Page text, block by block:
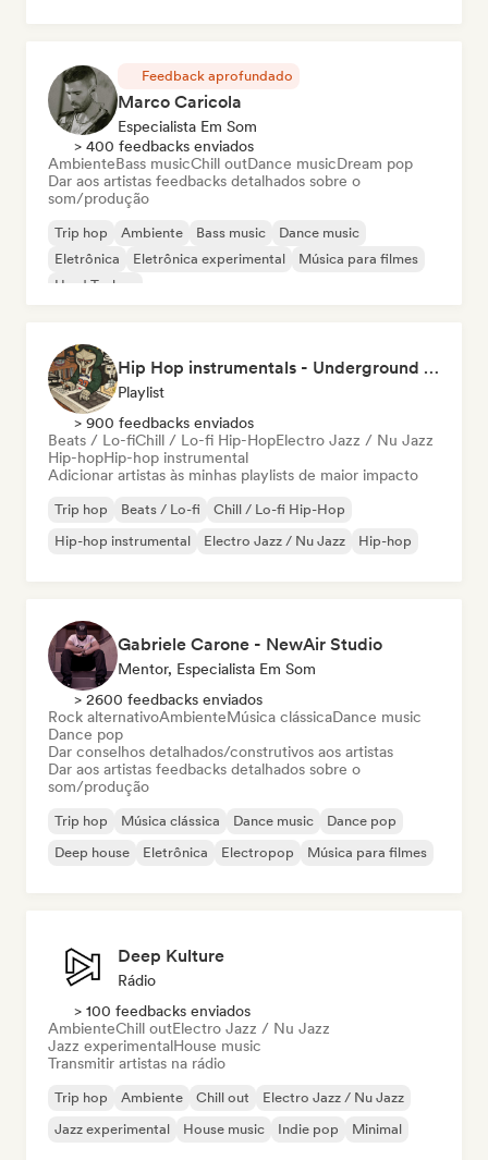
Feedback aprofundado
Marco Caricola
Especialista Em Som
> 400 feedbacks enviados
AmbienteBass musicChill outDance musicDream pop
Dar aos artistas feedbacks detalhados sobre o
som/produção
Trip hop Ambiente Bass music
Dance music
Eletrônica
Eletrônica experimental
Música para filmes
Hard Techno
Hip Hop instrumentals - Underground boombap & Lo Fi Hip Hop (by Snaap)
Playlist
> 900 feedbacks enviados
Beats / Lo-fiChill / Lo-fi Hip-HopElectro Jazz / Nu Jazz
Hip-hopHip-hop instrumental
Adicionar artistas às minhas playlists de maior impacto
Trip hop Beats / Lo-fi
Chill / Lo-fi Hip-Hop
Hip-hop instrumental
Electro Jazz / Nu Jazz Hip-hop
Gabriele Carone - NewAir Studio
Mentor, Especialista Em Som
> 2600 feedbacks enviados
Rock alternativoAmbienteMúsica clássicaDance music
Dance pop
Dar conselhos detalhados/construtivos aos artistas
Dar aos artistas feedbacks detalhados sobre o
som/produção
Trip hop Música clássica Dance music
Dance pop
Deep house
Eletrônica Electropop Música para filmes
Deep Kulture
Rádio
> 100 feedbacks enviados
AmbienteChill outElectro Jazz / Nu Jazz
Jazz experimentalHouse music
Transmitir artistas na rádio
Trip hop Ambiente Chill out
Electro Jazz / Nu Jazz
Jazz experimental
House music Indie pop Minimal